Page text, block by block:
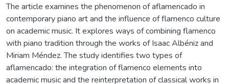
The article examines the phenomenon of aflamencado in
contemporary piano art and the influence of flamenco culture
on academic music. It explores ways of combining flamenco
with piano tradition through the works of Isaac Albéniz and
Miriam Méndez. The study identifies two types of
aflamencado: the integration of flamenco elements into
academic music and the reinterpretation of classical works in